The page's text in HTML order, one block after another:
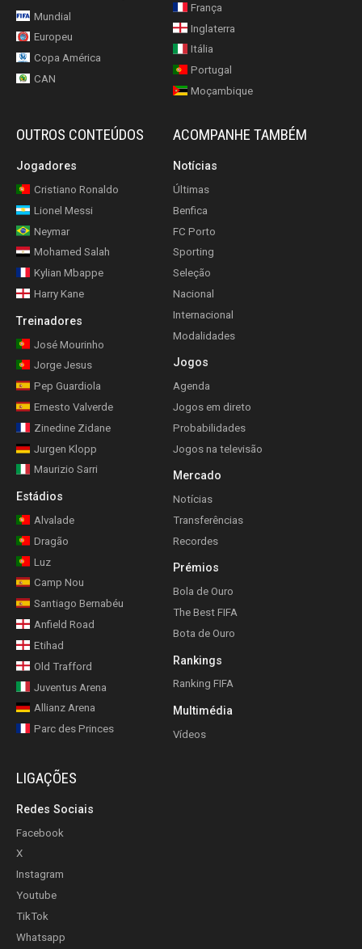
Mundial
Europeu
Copa América
CAN
França
Inglaterra
Itália
Portugal
Moçambique
OUTROS CONTEÚDOS
Jogadores
Cristiano Ronaldo
Lionel Messi
Neymar
Mohamed Salah
Kylian Mbappe
Harry Kane
Treinadores
José Mourinho
Jorge Jesus
Pep Guardiola
Ernesto Valverde
Zinedine Zidane
Jurgen Klopp
Maurizio Sarri
Estádios
Alvalade
Dragão
Luz
Camp Nou
Santiago Bernabéu
Anfield Road
Etihad
Old Trafford
Juventus Arena
Allianz Arena
Parc des Princes
ACOMPANHE TAMBÉM
Notícias
Últimas
Benfica
FC Porto
Sporting
Seleção
Nacional
Internacional
Modalidades
Jogos
Agenda
Jogos em direto
Probabilidades
Jogos na televisão
Mercado
Notícias
Transferências
Recordes
Prémios
Bola de Ouro
The Best FIFA
Bota de Ouro
Rankings
Ranking FIFA
Multimédia
Vídeos
LIGAÇÕES
Redes Sociais
Facebook
X
Instagram
Youtube
TikTok
Whatsapp